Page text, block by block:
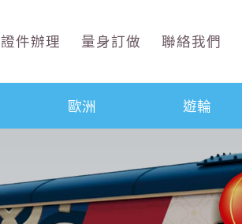
證件辦理 量身訂做 聯絡我們
歐洲 遊輪